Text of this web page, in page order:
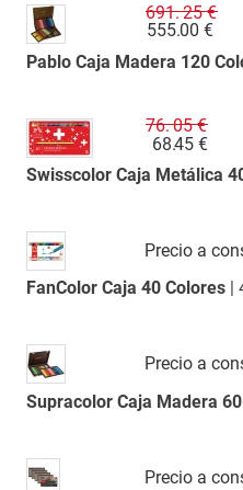
Pablo Caja Madera 120
691.25 €
555.00 €
Swisscolor Caja Metálica
76.05 €
68.45 €
FanColor Caja 40 Colores|
Precio a
Supracolor Caja Madera
Precio a
Precio a